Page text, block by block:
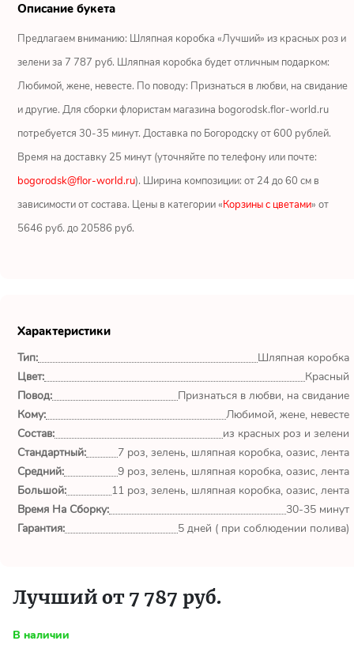
Ромашки
Альстромерии
Герберы
Показать еще
обл.
Спасибо сервису Flor-
world.ru, очень рада что
выбрала Вас. Букет
изумительный!
Ульяна
обл.
вовремя. Не подвели. Цветы
свежие. Спасибо.
Описание букета
Предлагаем вниманию: Шляпная коробка «Лучший» из красных роз и
зелени за 7 787 руб. Шляпная коробка будет отличным подарком:
Любимой, жене, невесте. По поводу: Признаться в любви, на свидание
и другие. Для сборки флористам магазина bogorodsk.flor-world.ru
потребуется 30-35 минут. Доставка по Богородску от 600 рублей.
Время на доставку 25 минут (уточняйте по телефону или почте:
bogorodsk@flor-world.ru). Ширина композиции: от 24 до 60 см в
зависимости от состава. Цены в категории «Корзины с цветами» от
5646 руб. до 20586 руб.
Характеристики
Тип:
Шляпная коробка
Цвет:
Красный
Повод:
Признаться в любви, на свидание
Кому:
Любимой, жене, невесте
Состав:
из красных роз и зелени
Стандартный:
7 роз, зелень, шляпная коробка, оазис, лента
Средний:
9 роз, зелень, шляпная коробка, оазис, лента
Большой:
11 роз, зелень, шляпная коробка, оазис, лента
Время На Сборку:
30-35 минут
Гарантия:
5 дней ( при соблюдении полива)
Лучший от 7 787 руб.
В наличии